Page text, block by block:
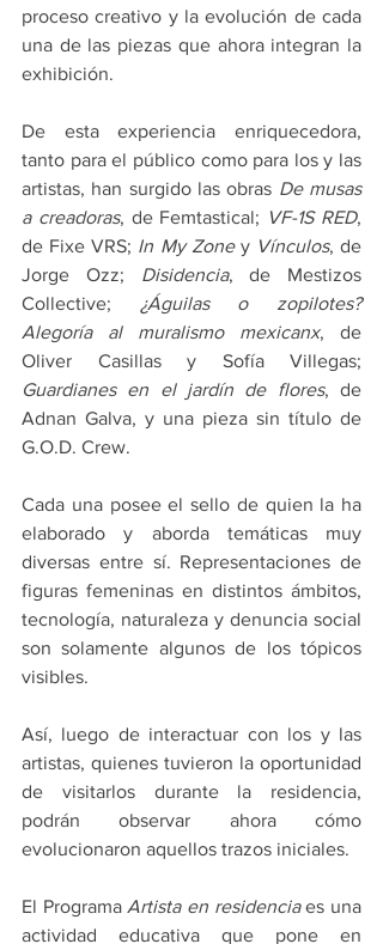
proceso creativo y la evolución de cada
una de las piezas que ahora integran la
exhibición.
De esta experiencia enriquecedora,
tanto para el público como para los y las
artistas, han surgido las obras De musas
a creadoras, de Femtastical; VF-1S RED,
de Fixe VRS; In My Zone y Vínculos, de
Jorge Ozz; Disidencia, de Mestizos
Collective; ¿Águilas o zopilotes?
Alegoría al muralismo mexicanx, de
Guardianes en el jardín de flores, de
Adnan Galva, y una pieza sin título de
G.O.D. Crew.
Cada una posee el sello de quien la ha
elaborado y aborda temáticas muy
diversas entre sí. Representaciones de
figuras femeninas en distintos ámbitos,
tecnología, naturaleza y denuncia social
son solamente algunos de los tópicos
visibles.
Así, luego de interactuar con los y las
artistas, quienes tuvieron la oportunidad
de visitarlos durante la residencia,
podrán observar ahora cómo
evolucionaron aquellos trazos iniciales.
El Programa Artista en residencia es una
actividad educativa que pone en